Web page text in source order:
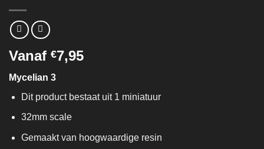
Vanaf €7,95
Mycelian 3
Dit product bestaat uit 1 miniatuur
32mm scale
Gemaakt van hoogwaardige resin